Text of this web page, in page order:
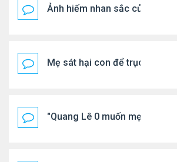
Ảnh hiếm nhan sắc của Thẩm
Mẹ sát hại con để trục lợi bảo
"Quang Lê 0 muốn mẹ thua